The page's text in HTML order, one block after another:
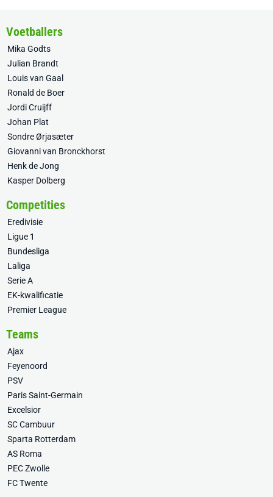
Voetballers
Mika Godts
Julian Brandt
Louis van Gaal
Ronald de Boer
Jordi Cruijff
Johan Plat
Sondre Ørjasæter
Giovanni van Bronckhorst
Henk de Jong
Kasper Dolberg
Competities
Eredivisie
Ligue 1
Bundesliga
Laliga
Serie A
EK-kwalificatie
Premier League
Teams
Ajax
Feyenoord
PSV
Paris Saint-Germain
Excelsior
SC Cambuur
Sparta Rotterdam
AS Roma
PEC Zwolle
FC Twente